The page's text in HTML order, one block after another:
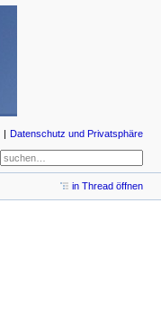
Datenschutz und Privatsphäre
in Thread öffnen